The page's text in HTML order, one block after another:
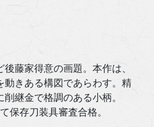
藤家得意の画題。本作は、
動きある構図であらわす。精
継金で格調のある小柄。
保存刀装具審査合格。